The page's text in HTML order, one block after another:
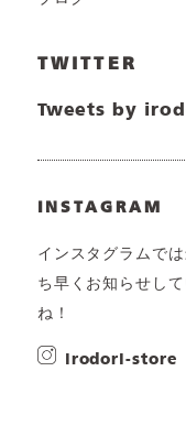
TWITTER
Tweets by
INSTAGRAM
インスタグラムで
ち早くお知らせし
ね！
irodori-store